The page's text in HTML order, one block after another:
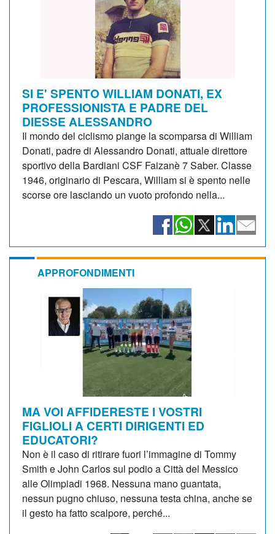
SI E' SPENTO WILLIAM DONATI, EX
PROFESSIONISTA E PADRE DEL
DIESSE ALESSANDRO
Il mondo del ciclismo piange la scomparsa di William
Donati, padre di Alessandro Donati, attuale direttore
sportivo della Bardiani CSF Faizanè 7 Saber. Classe
1946, originario di Pescara, William si è spento nelle
scorse ore lasciando un vuoto profondo nella...
APPROFONDIMENTI
MA VOI AFFIDERESTE I VOSTRI
FIGLIOLI A CERTI DIRIGENTI ED
EDUCATORI?
Non è il caso di ritirare fuori l’immagine di Tommy
Smith e John Carlos sul podio a Città del Messico
alle Olimpiadi 1968. Nessuna mano guantata,
nessun pugno chiuso, nessuna testa china, anche se
il gesto ha fatto scalpore, perché...